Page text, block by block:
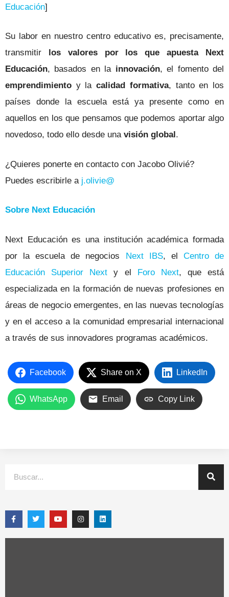
Educación]
Su labor en nuestro centro educativo es, precisamente,
transmitir
los valores por los que apuesta Next
Educación, basados en la innovación, el fomento del
emprendimiento y lacalidad formativa, tanto en los
países donde la escuela está ya presente como en
aquellos en los que pensamos que podemos aportar algo
novedoso, todo ello desde una visión global .
¿Quieres ponerte en contacto con Jacobo Olivié?
Puedes escribirle a j.olivie@
Sobre Next Educación
Next Educación es una institución académica formada
por la escuela de negocios Next IBS, el Centro de
Educación Superior Next y el Foro Next, que está
especializada en la formación de nuevas profesiones en
áreas de negocio emergentes, en las nuevas tecnologías
y en el acceso a la comunidad empresarial internacional
a través de sus innovadores programas académicos.
Facebook Share on X LinkedIn
WhatsApp Email Copy Link